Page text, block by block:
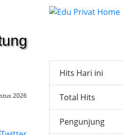
2026
Hits Hari ini
Total Hits
Pengunjung